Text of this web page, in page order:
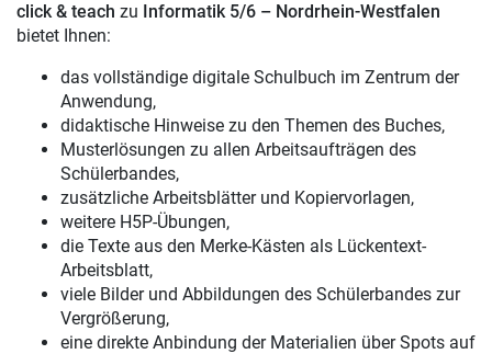
click & teach zu Informatik 5/6 – Nordrhein-Westfalen
bietet Ihnen:
das vollständige digitale Schulbuch im Zentrum der
Anwendung,
didaktische Hinweise zu den Themen des Buches,
Musterlösungen zu allen Arbeitsaufträgen des
Schülerbandes,
zusätzliche Arbeitsblätter und Kopiervorlagen,
weitere H5P-Übungen,
die Texte aus den Merke-Kästen als Lückentext-
Arbeitsblatt,
viele Bilder und Abbildungen des Schülerbandes zur
Vergrößerung,
eine direkte Anbindung der Materialien über Spots auf